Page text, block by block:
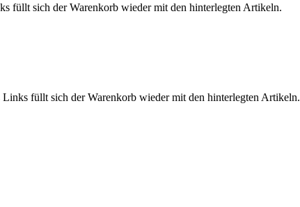
füllt sich der Warenkorb wieder mit den hinterlegten Artikeln.
füllt sich der Warenkorb wieder mit den hinterlegten Artikeln.